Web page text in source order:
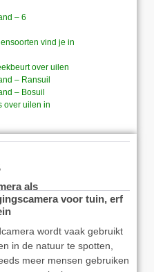
– 6
vind je in
over uilen
– Ransuil
– Bosuil
over uilen in
als
voor tuin, erf
wordt vaak gebruikt
in de natuur te spotten,
meer mensen gebruiken